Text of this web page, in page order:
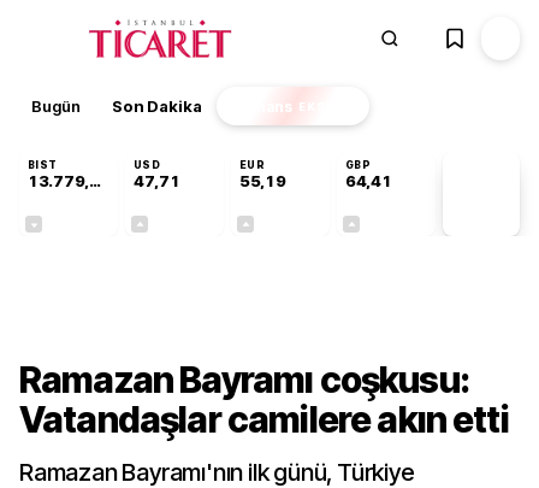
Bugün Son Dakika Finans EKSTRA
BIST
13.779,39
USD
47,71
EUR
55,19
GBP
64,41
Ramazan Bayramı coşkusu:
Vatandaşlar camilere akın etti
Ramazan Bayramı'nın ilk günü, Türkiye